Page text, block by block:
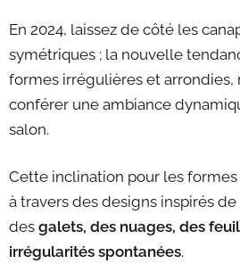
En 2024, laissez de côté les
symétriques ; la nouvelle
formes irrégulières et arrondies,
conférer une ambiance
salon.
Cette inclination pour les
à travers des designs inspirés
des galets, des nuages, des
irrégularités spontanées.